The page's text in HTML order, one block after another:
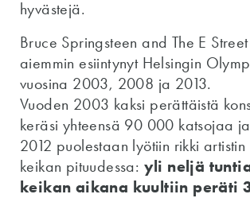
hyvästejä.
Bruce Springsteen and The E
aiemmin esiintynyt Helsingin
vuosina 2003, 2008 ja 2013.
Vuoden 2003 kaksi perättäistä
keräsi yhteensä 90 000 katsojaa
2012 puolestaan lyötiin rikki
keikan pituudessa: yli neljä
keikan aikana kuultiin peräti